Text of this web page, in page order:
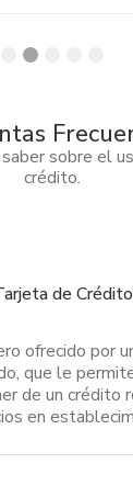
sobre el
crédito.
de
ofrecido por
que le
de un crédito
en